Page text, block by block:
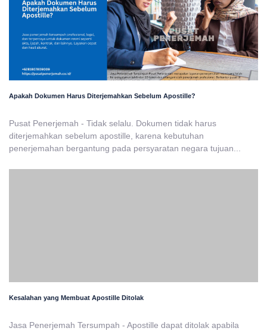
Apakah Dokumen Harus Diterjemahkan Sebelum Apostille?
Pusat Penerjemah - Tidak selalu. Dokumen tidak harus
diterjemahkan sebelum apostille, karena kebutuhan
penerjemahan bergantung pada persyaratan negara tujuan...
Kesalahan yang Membuat Apostille Ditolak
Jasa Penerjemah Tersumpah - Apostille dapat ditolak apabila